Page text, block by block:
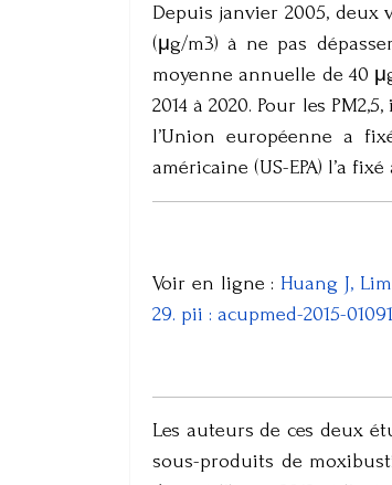
Depuis janvier 2005, deux
(μg/m3) à ne pas
moyenne annuelle de 40
2014 à 2020. Pour les
l’Union européenne a
américaine (US-EPA) l’a
Voir en ligne : Huang J,
29. pii : acupmed-2015-
Les auteurs de ces deux
sous-produits de